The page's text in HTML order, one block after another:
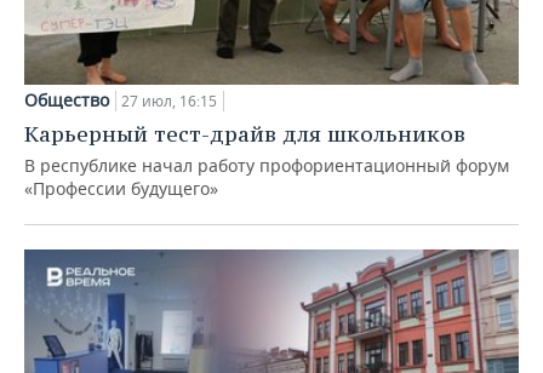
Общество 27 июл, 16:15
Карьерный тест-драйв для школьников
В республике начал работу профориентационный форум
«Профессии будущего»